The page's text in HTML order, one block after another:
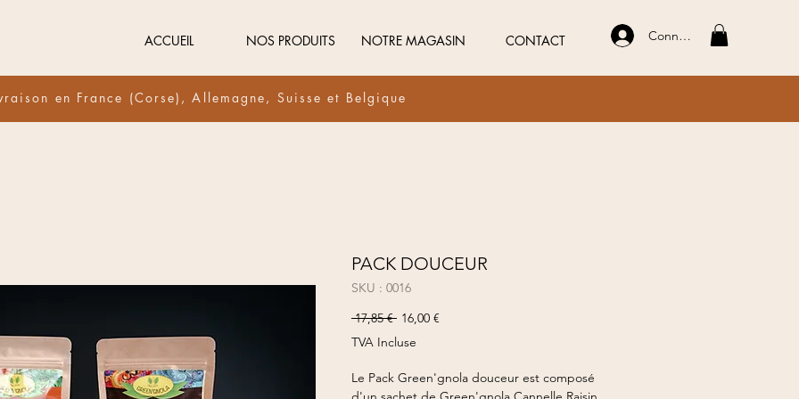
ACCUEIL NOS PRODUITS NOTRE MAGASIN CONTACT Connexion
en France (Corse), Allemagne, Suisse et Belgique
PACK DOUCEUR
SKU : 0016
17,85 € Prix
16,00 €
TVA Incluse
Le Pack Green'gnola douceur est composé